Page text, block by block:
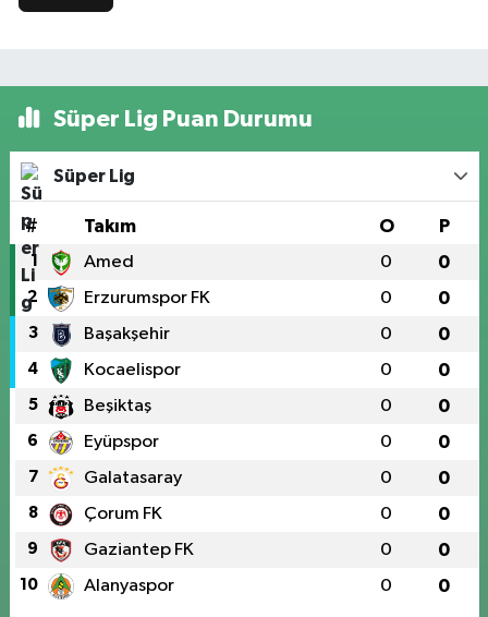
Süper Lig Puan Durumu
Süper Lig
# Takım O P
1 Amed 0 0
2 Erzurumspor FK 0 0
3 Başakşehir 0 0
4 Kocaelispor 0 0
5 Beşiktaş 0 0
6 Eyüpspor 0 0
7 Galatasaray 0 0
8 Çorum FK 0 0
9 Gaziantep FK 0 0
10 Alanyaspor 0 0